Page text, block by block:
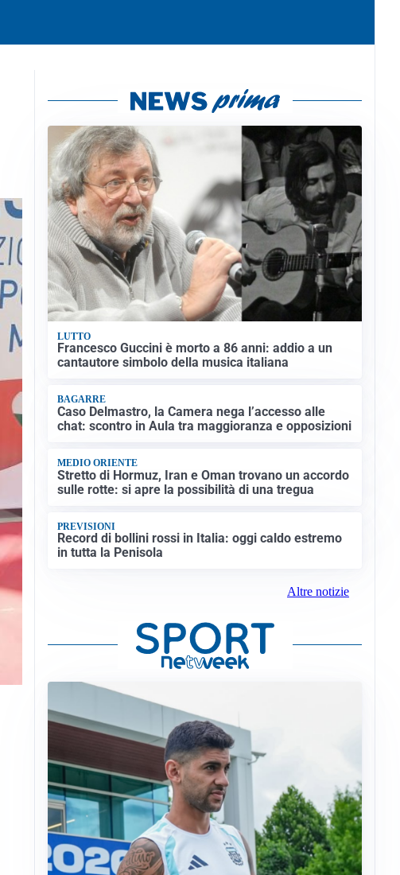
LUTTO
Francesco Guccini è morto a 86 anni: addio a un
cantautore simbolo della musica italiana
BAGARRE
Caso Delmastro, la Camera nega l’accesso alle
chat: scontro in Aula tra maggioranza e opposizioni
MEDIO ORIENTE
Stretto di Hormuz, Iran e Oman trovano un accordo
sulle rotte: si apre la possibilità di una tregua
PREVISIONI
Record di bollini rossi in Italia: oggi caldo estremo
in tutta la Penisola
Altre notizie